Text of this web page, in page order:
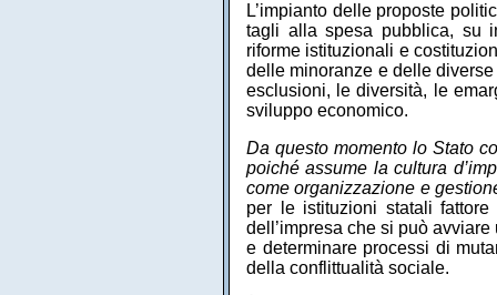
L’impianto delle proposte
tagli alla spesa pubblica, su
riforme istituzionali e
delle minoranze e delle
esclusioni, le diversità, le
sviluppo economico.
Da questo momento lo Stato
poiché assume la cultura
come organizzazione e
per le istituzioni statali
dell’impresa che si può
e determinare processi di
della conflittualità sociale.